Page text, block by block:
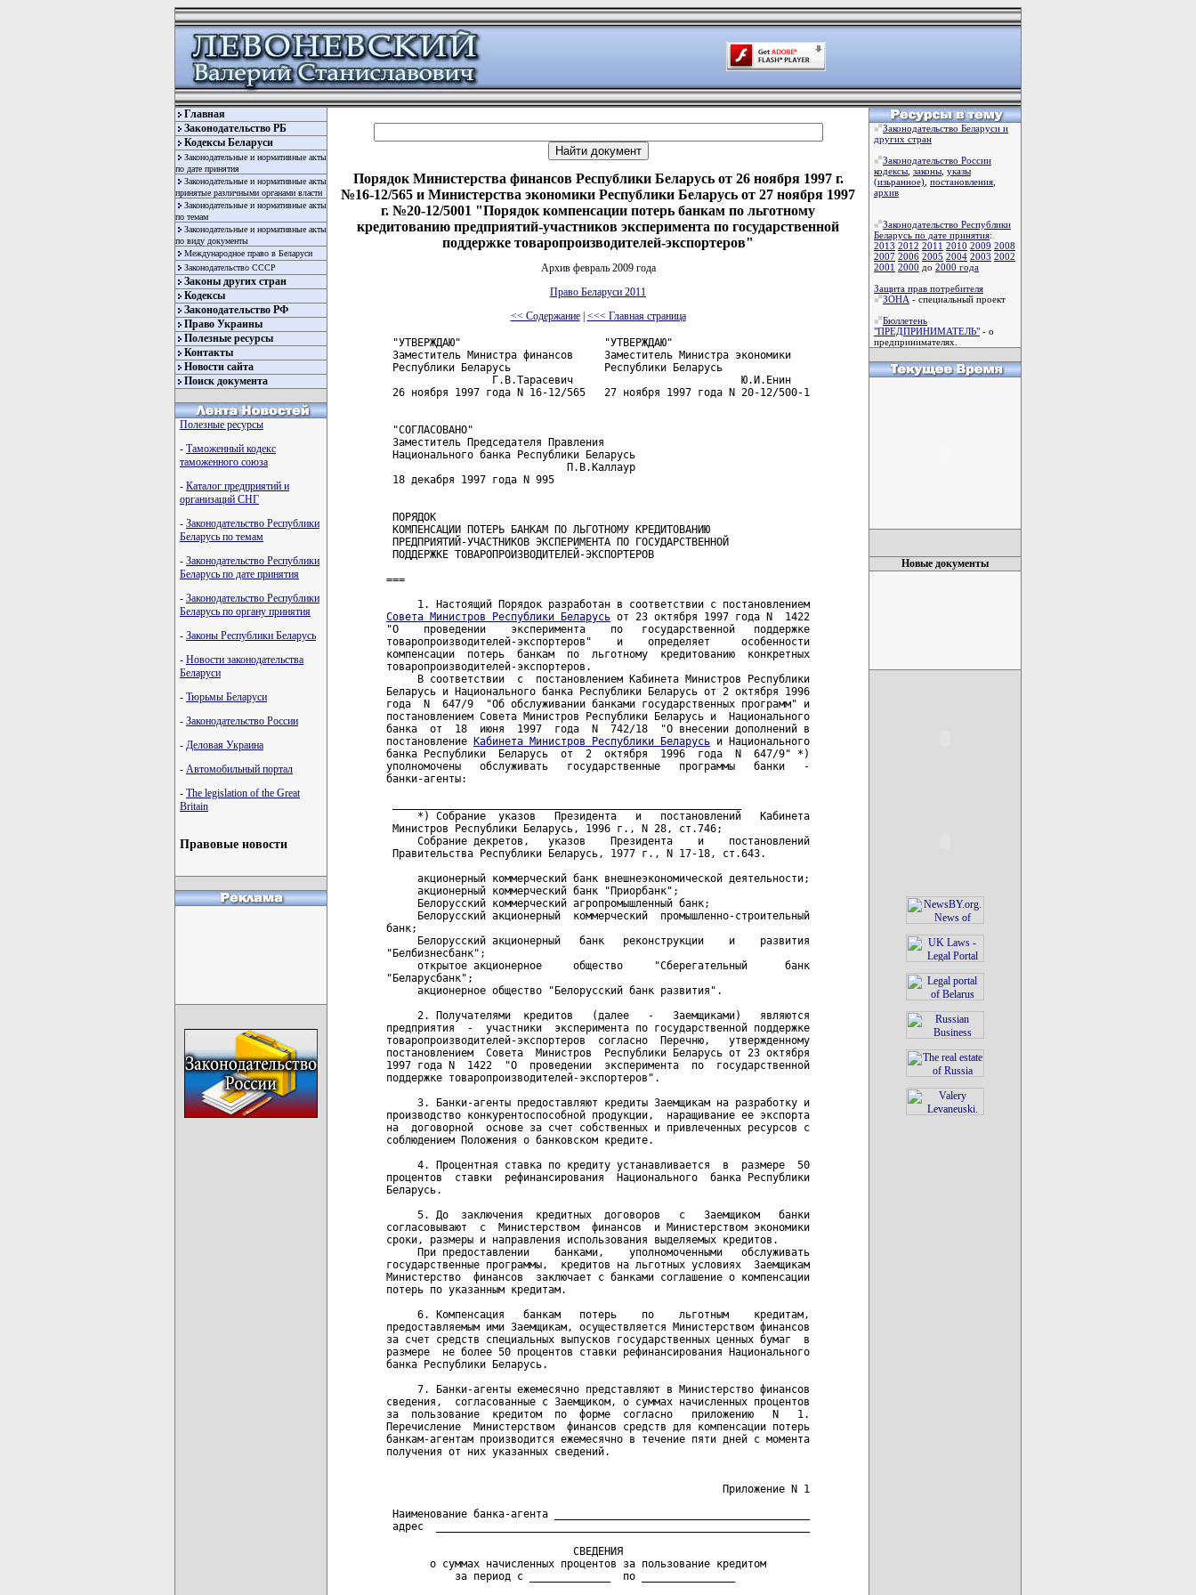
Главная
Законодательство РБ
Кодексы Беларуси
Законодательные и нормативные акты
по дате принятия
Законодательные и нормативные акты
принятые различными органами власти
Законодательные и нормативные акты
по темам
Законодательные и нормативные акты
по виду документы
Международное право в Беларуси
Законодательство СССР
Законы других стран
Кодексы
Законодательство РФ
Право Украины
Полезные ресурсы
Контакты
Новости сайта
Поиск документа
Полезные ресурсы
- Таможенный кодекс
таможенного союза
- Каталог предприятий и
организаций СНГ
- Законодательство Республики
Беларусь по темам
- Законодательство Республики
Беларусь по дате принятия
- Законодательство Республики
Беларусь по органу принятия
- Законы Республики Беларусь
- Новости законодательства
Беларуси
- Тюрьмы Беларуси
- Законодательство России
- Деловая Украина
- Автомобильный портал
- The legislation of the Great
Britain
Правовые новости
Порядок Министерства финансов Республики Беларусь от 26 ноября 1997 г.
№16-12/565 и Министерства экономики Республики Беларусь от 27 ноября 1997
г. №20-12/5001 "Порядок компенсации потерь банкам по льготному
кредитованию предприятий-участников эксперимента по государственной
поддержке товаропроизводителей-экспортеров"
Архив февраль 2009 года
Право Беларуси 2011
<< Содержание| <<< Главная страница
"УТВЕРЖДАЮ"                       "УТВЕРЖДАЮ"
Заместитель Министра финансов     Заместитель Министра экономики
Республики Беларусь               Республики Беларусь
                 Г.В.Тарасевич                           Ю.И.Енин
26 ноября 1997 года N 16-12/565   27 ноября 1997 года N 20-12/500-1
"СОГЛАСОВАНО"
Заместитель Председателя Правления
Национального банка Республики Беларусь
                             П.В.Каллаур
18 декабря 1997 года N 995
ПОРЯДОК
КОМПЕНСАЦИИ ПОТЕРЬ БАНКАМ ПО ЛЬГОТНОМУ КРЕДИТОВАНИЮ
ПРЕДПРИЯТИЙ-УЧАСТНИКОВ ЭКСПЕРИМЕНТА ПО ГОСУДАРСТВЕННОЙ
ПОДДЕРЖКЕ ТОВАРОПРОИЗВОДИТЕЛЕЙ-ЭКСПОРТЕРОВ
===
Совета Министров Республики Беларусь от 23 октября 1997 года N  1422
"О    проведении    эксперимента    по   государственной   поддержке
товаропроизводителей-экспортеров"    и    определяет     особенности
компенсации  потерь  банкам  по  льготному  кредитованию  конкретных
товаропроизводителей-экспортеров.
     В соответствии  с  постановлением Кабинета Министров Республики
Беларусь и Национального банка Республики Беларусь от 2 октября 1996
года  N  647/9  "Об обслуживании банками государственных программ" и
постановлением Совета Министров Республики Беларусь и  Национального
банка  от  18  июня  1997  года  N  742/18  "О внесении дополнений в
постановление
Кабинета Министров Республики Беларусь и Национального
банка Республики  Беларусь  от  2  октября  1996  года  N  647/9" *)
уполномочены   обслуживать   государственные   программы   банки   -
банки-агенты:
     *) Собрание  указов   Президента   и   постановлений   Кабинета
Министров Республики Беларусь, 1996 г., N 28, ст.746;
     Собрание декретов,   указов    Президента    и    постановлений
Правительства Республики Беларусь, 1977 г., N 17-18, ст.643.
     акционерный коммерческий банк внешнеэкономической деятельности;
     акционерный коммерческий банк "Приорбанк";
     Белорусский коммерческий агропромышленный банк;
     Белорусский акционерный  коммерческий  промышленно-строительный
банк;
     Белорусский акционерный   банк   реконструкции    и    развития
"Белбизнесбанк";
     открытое акционерное     общество     "Сберегательный      банк
"Беларусбанк";
     акционерное общество "Белорусский банк развития".
     2. Получателями  кредитов   (далее   -   Заемщиками)   являются
предприятия  -  участники  эксперимента по государственной поддержке
товаропроизводителей-экспортеров  согласно  Перечню,   утвержденному
постановлением  Совета  Министров  Республики Беларусь от 23 октября
1997 года N  1422  "О  проведении  эксперимента  по  государственной
поддержке товаропроизводителей-экспортеров".
     3. Банки-агенты предоставляют кредиты Заемщикам на разработку и
производство конкурентоспособной продукции,  наращивание ее экспорта
на  договорной  основе за счет собственных и привлеченных ресурсов с
соблюдением Положения о банковском кредите.
     4. Процентная ставка по кредиту устанавливается  в  размере  50
процентов  ставки  рефинансирования  Национального  банка Республики
Беларусь.
     5. До  заключения  кредитных  договоров   с   Заемщиком   банки
согласовывают  с  Министерством  финансов  и Министерством экономики
сроки, размеры и направления использования выделяемых кредитов.
     При предоставлении    банками,    уполномоченными   обслуживать
государственные программы,  кредитов на льготных условиях  Заемщикам
Министерство  финансов  заключает с банками соглашение о компенсации
потерь по указанным кредитам.
     6. Компенсация   банкам   потерь    по    льготным    кредитам,
предоставляемым ими Заемщикам, осуществляется Министерством финансов
за счет средств специальных выпусков государственных ценных бумаг  в
размере  не более 50 процентов ставки рефинансирования Национального
банка Республики Беларусь.
     7. Банки-агенты ежемесячно представляют в Министерство финансов
сведения,  согласованные с Заемщиком, о суммах начисленных процентов
за  пользование  кредитом  по  форме  согласно   приложению   N   1.
Перечисление  Министерством  финансов средств для компенсации потерь
банкам-агентам производится ежемесячно в течение пяти дней с момента
получения от них указанных сведений.
                                                      Приложение N 1
Наименование банка-агента _________________________________________
адрес  ____________________________________________________________
                              СВЕДЕНИЯ
       о суммах начисленных процентов за пользование кредитом
           за период с _____________  по _______________
Законодательство Беларуси и
других стран
Законодательство России
кодексы законы указы
(изьранное) постановления
архив
Законодательство Республики
Беларусь по дате принятия:
2013 2012 2011 2010 2009 2008
2007 2006 2005 2004 2003 2002
2001 2000 до 2000 года
Защита прав потребителя
ЗОНА - специальный проект
Бюллетень
"ПРЕДПРИНИМАТЕЛЬ" - о
предпринимателях.
Новые документы